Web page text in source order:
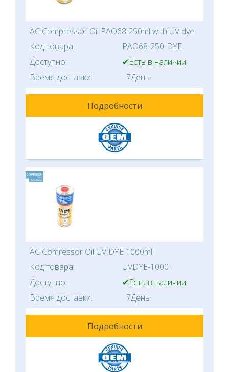
AC Compressor Oil PAO68 250ml with UV dye
Код товара:
PAO68-250-DYE
Доступно:
✔Есть в наличии
Время доставки:
7День
Подробности
AC Comressor Oil UV DYE 1000ml
Код товара:
UVDYE-1000
Доступно:
✔Есть в наличии
Время доставки:
7День
Подробности